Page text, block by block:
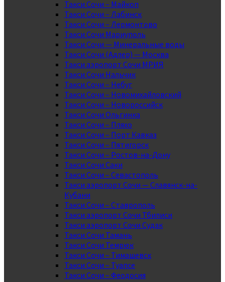
Такси Сочи – Майкоп
Такси Сочи – Лабинск
Такси Сочи – Лермонтово
Такси Сочи Мариуполь
Такси Сочи — Минеральные воды
Такси Сочи (Адлер) — Москва
Такси аэропорт Сочи МРИЯ
Такси Сочи Нальчик
Такси Сочи – Небуг
Такси Сочи – Новомихайловский
Такси Сочи – Новороссийск
Такси Сочи Ольгинка
Такси Сочи – Пляхо
Такси Сочи – Порт Кавказ
Такси Сочи – Пятигорск
Такси Сочи – Ростов-на-Дону
Такси Сочи Саки
Такси Сочи – Севастополь
Такси аэропорт Сочи — Славянск-на-
Кубани
Такси Сочи – Ставрополь
Такси аэропорт Сочи Тбилиси
Такси аэропорт Сочи Судак
Такси Сочи Тамань
Такси Сочи Темрюк
Такси Сочи – Тимашевск
Такси Сочи – Туапсе
Такси Сочи – Феодосия